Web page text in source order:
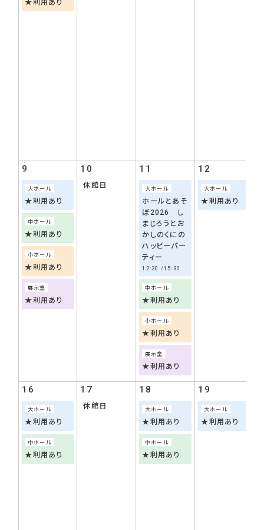
★利用あり
9
大ホール
★利用あり
中ホール
★利用あり
小ホール
★利用あり
展示室
★利用あり
10
休館日
11
大ホール
ホールとあそ
ぼ2026 し
まじろうとお
かしのくにの
ハッピーパー
ティー
12:30 15:30
中ホール
★利用あり
小ホール
★利用あり
展示室
★利用あり
12
大ホール
★利用あり
16
大ホール
★利用あり
中ホール
★利用あり
17
休館日
18
大ホール
★利用あり
中ホール
★利用あり
19
大ホール
★利用あり